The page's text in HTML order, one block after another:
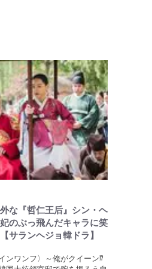
な『哲仁王后』シン・ヘ
のぶっ飛んだキャラに笑
サランヘジョ韓ドラ】
ンワンフ〉～俺がクイーン⁉